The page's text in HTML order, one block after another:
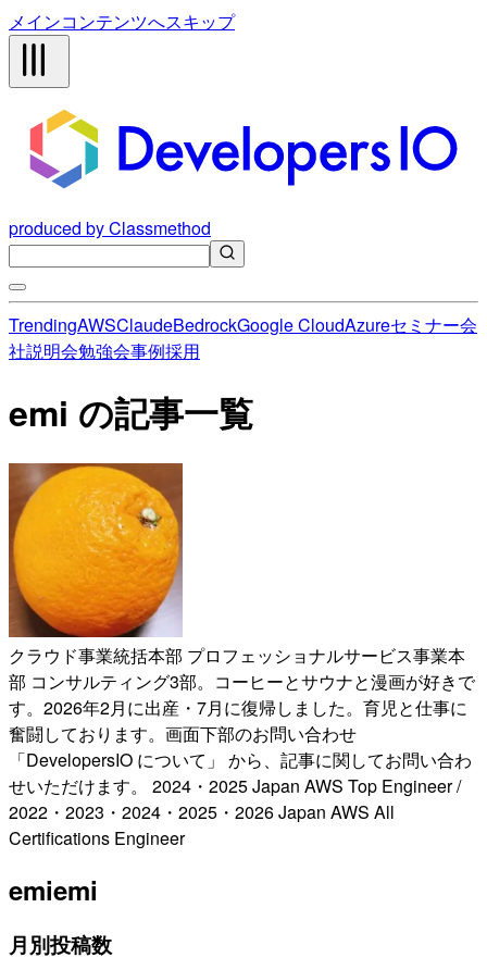
メインコンテンツへスキップ
produced by Classmethod
TrendingAWSClaudeBedrockGoogle CloudAzureセミナー会
社説明会勉強会事例採用
emi の記事一覧
クラウド事業統括本部 プロフェッショナルサービス事業本
部 コンサルティング3部。コーヒーとサウナと漫画が好きで
す。2026年2月に出産・7月に復帰しました。育児と仕事に
奮闘しております。画面下部のお問い合わせ
「DevelopersIO について」 から、記事に関してお問い合わ
せいただけます。 2024・2025 Japan AWS Top Engineer /
2022・2023・2024・2025・2026 Japan AWS All
Certifications Engineer
emiemi
月別投稿数